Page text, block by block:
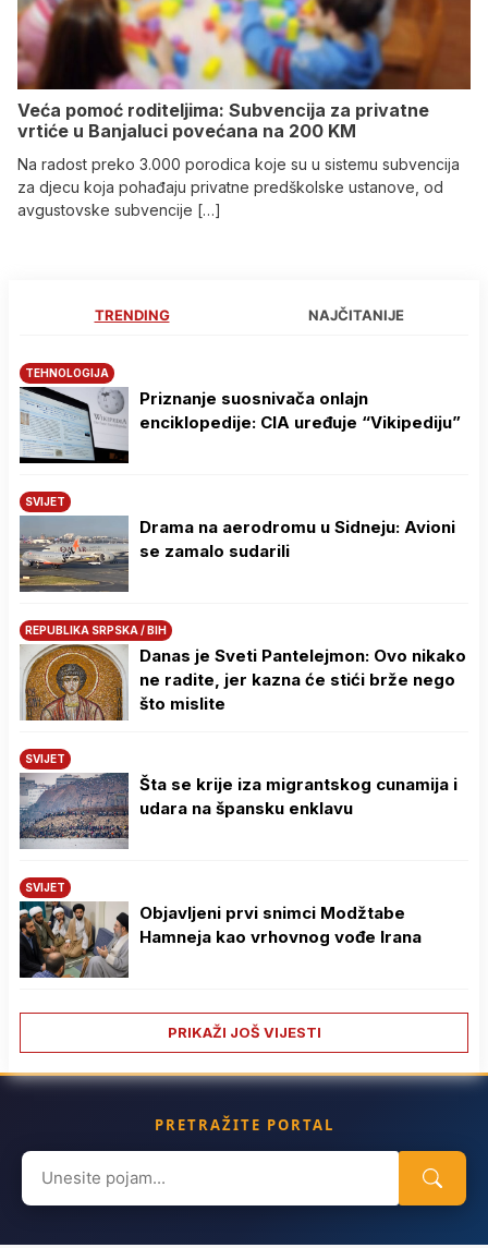
Veća pomoć roditeljima: Subvencija za privatne
vrtiće u Banjaluci povećana na 200 KM
Na radost preko 3.000 porodica koje su u sistemu subvencija
za djecu koja pohađaju privatne predškolske ustanove, od
avgustovske subvencije […]
TRENDING NAJČITANIJE
TEHNOLOGIJA
Priznanje suosnivača onlajn
enciklopedije: CIA uređuje “Vikipediju”
SVIJET
Drama na aerodromu u Sidneju: Avioni
se zamalo sudarili
REPUBLIKA SRPSKA / BIH
Danas je Sveti Pantelejmon: Ovo nikako
ne radite, jer kazna će stići brže nego
što mislite
SVIJET
Šta se krije iza migrantskog cunamija i
udara na špansku enklavu
SVIJET
Objavljeni prvi snimci Modžtabe
Hamneja kao vrhovnog vođe Irana
PRIKAŽI JOŠ VIJESTI
PRETRAŽITE PORTAL
Search
for: